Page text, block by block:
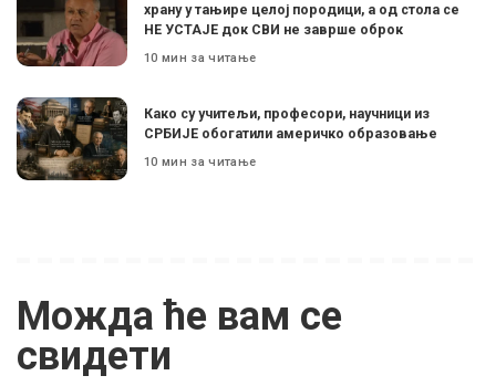
храну у тањире целој породици, а од стола се
НЕ УСТАЈЕ док СВИ не заврше оброк
10 мин за читање
Како су учитељи, професори, научници из
СРБИЈЕ обогатили америчко образовање
10 мин за читање
Можда ће вам се
свидети